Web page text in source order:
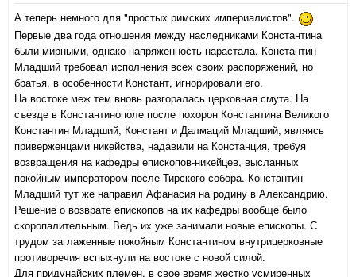
А теперь немного для "простых римских империалистов".
Первые два года отношения между наследниками Константина
были мирными, однако напряженность нарастала. Константин
Младший требовал исполнения всех своих распоряжений, но
братья, в особенности Констант, игнорировали его.
На востоке меж тем вновь разгоралась церковная смута. На
съезде в Константинополе после похорон Константина Великого
Константин Младший, Констант и Далмаций Младший, являясь
приверженцами никейства, надавили на Констанция, требуя
возвращения на кафедры епископов-никейцев, высланных
покойным императором после Тирского собора. Константин
Младший тут же направил Афанасия на родину в Александрию.
Решение о возврате епископов на их кафедры вообще было
скоропалительным. Ведь их уже занимали новые епископы. С
трудом заглаженные покойным Константином внутрицерковные
противоречия вспыхнули на востоке с новой силой.
Для придунайских племен, в свое время жестко усмиренных